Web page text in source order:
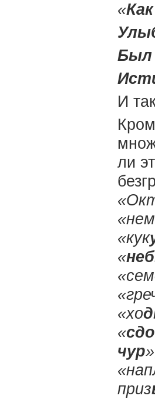
«
Был
И
ли
«кук
«
«сем
«ход
«
чур
приз